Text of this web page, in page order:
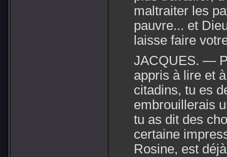
maltraiter les
pauvre... et
laisse faire
JACQUES. —
appris à lire et
citadins, tu es
embrouillerais
tu as dit des
certaine
Rosine, est